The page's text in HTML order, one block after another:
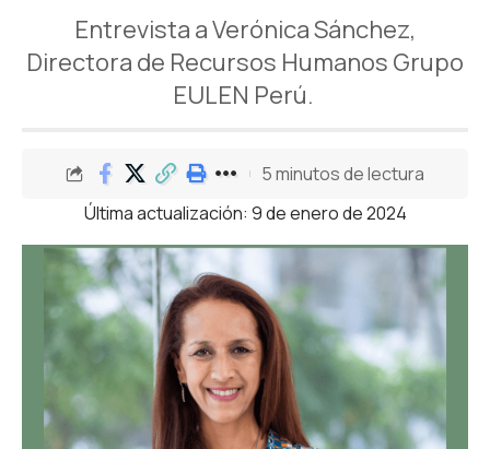
Entrevista a Verónica Sánchez,
Directora de Recursos Humanos Grupo
EULEN Perú.
Última actualización: 9 de enero de 2024
5 minutos de lectura